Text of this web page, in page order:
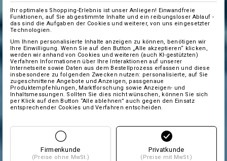
Ihr optimales Shopping-Erlebnis ist unser Anliegen! Einwandfreie
Funktionen, auf Sie abgestimmte Inhalte und ein reibungsloser Ablauf -
das sind die Aufgaben der Cookies und weiterer, von uns eingesetzter
Technologien.
Um Ihnen personalisierte Inhalte anzeigen zu können, benötigen wir
Ihre Einwilligung. Wenn Sie auf den Button „Alle akzeptieren“ klicken,
werden wir anhand von Cookies und weiteren (auch KI-gestützten)
Verfahren Informationen über Ihre Interaktionen auf unserer
Internetseite sowie Daten aus dem Bestellprozess erfassen und diese
insbesondere zu folgenden Zwecken nutzen: personalisierte, auf Sie
zugeschnittene Angebote und Anzeigen, passgenaue
Produktempfehlungen, Marktforschung sowie Anzeigen- und
Inhaltsmessungen. Sollten Sie dies nicht wünschen, können Sie sich
per Klick auf den Button “Alle ablehnen” auch gegen den Einsatz
entsprechender Cookies und Verfahren entscheiden.
Firmenkunde
(Preise ohne MwSt.)
Privatkunde
(Preise mit MwSt.)